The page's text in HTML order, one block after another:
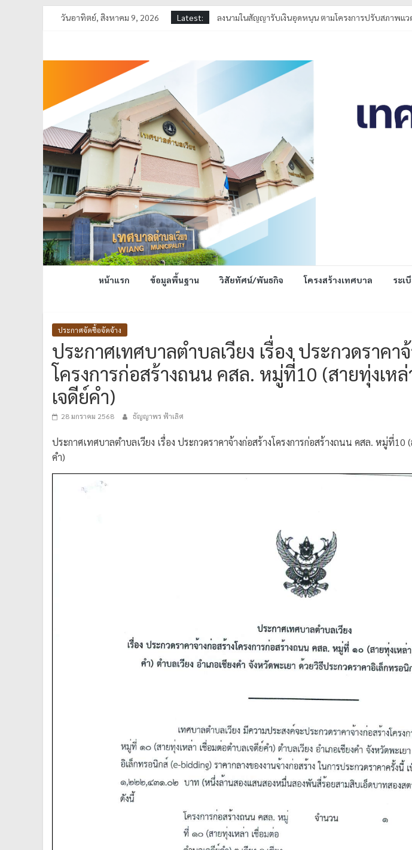
วันอาทิตย์, สิงหาคม 9, 2026 Latest:
ลงนามในสัญญารับเงินอุดหนุน ตามโครงการปรับสภาพ
ลงพื้นที่ตรวจสอบระดับน้ำ เหมืองหลวงบ้านล้า หมู่ที่ 4 ตำบ
หน้าแรก ข้อมูลพื้นฐาน วิสัยทัศน์/พันธกิจ โครงสร้างเทศบาล ระเ
ประกาศจัดซื้อจัดจ้าง
ประกาศเทศบาลตำบลเวียง เรื่อง ประกวดราคา
โครงการก่อสร้างถนน คสล. หมู่ที่10 (สายทุ่งเห
เจดีย์คำ)
28 มกราคม 2568 ธัญญาพร ฟ้าเลิศ
ประกาศเทศบาลตำบลเวียง เรื่อง ประกวดราคาจ้างก่อสร้างโครงการก่อสร้างถนน คสล. หมู่ที่
คำ)